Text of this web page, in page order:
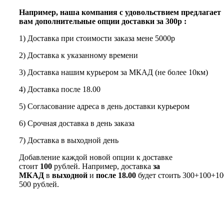
Например, наша компания с удовольствием предлагает
вам дополнительные опции доставки за 300р :
1) Доставка при стоимости заказа мене 5000р
2) Доставка к указанному времени
3) Доставка нашим курьером за МКАД (не более 10км)
4) Доставка после 18.00
5) Согласование адреса в день доставки курьером
6) Срочная доставка в день заказа
7) Доставка в выходной день
Добавление каждой новой опции к доставке
стоит 100 рублей. Например, доставка за
МКАД в выходной и после 18.00 будет стоить
500 рублей.